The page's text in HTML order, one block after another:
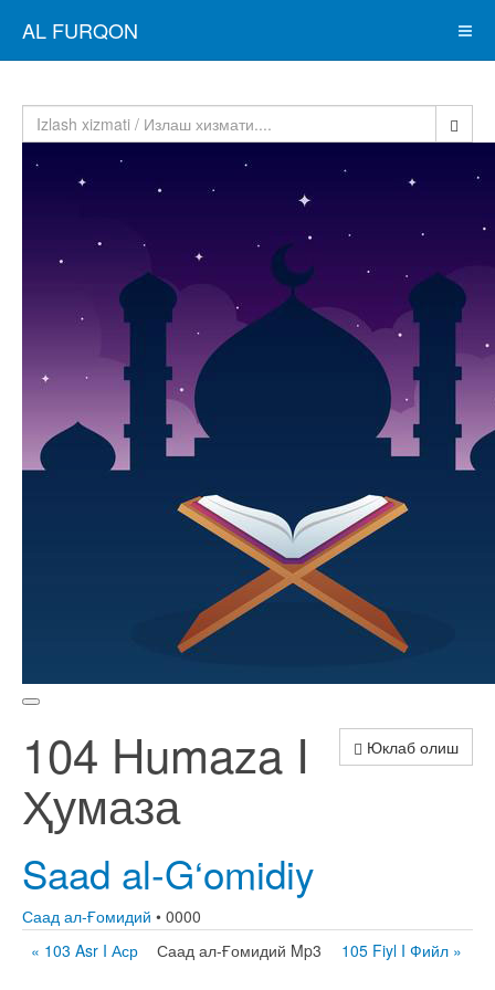
AL FURQON
Юклаб олиш
104 Humaza I
Ҳумаза
Saad al-G‘omidiy
Саад ал-Ғомидий • 0000
« 103 Asr I Аср
Саад ал-Ғомидий Mp3 105 Fiyl I Фийл »